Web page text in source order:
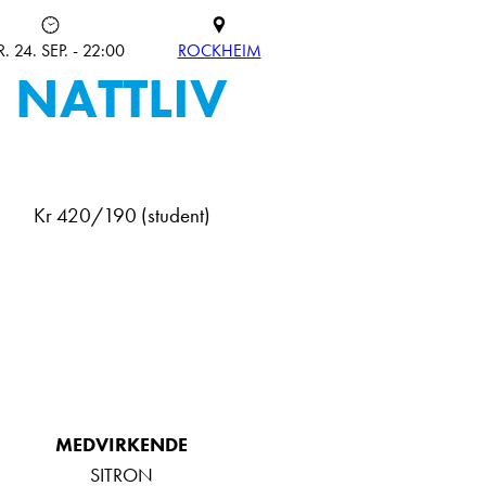
24. SEP. - 22:00 ROCKHEIM
NATTLIV
Kr 420/190 (student)
MEDVIRKENDE
SITRON